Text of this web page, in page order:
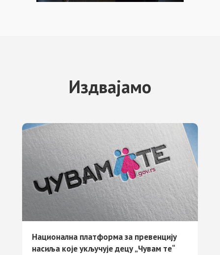
Издвајамо
Национална платформа за превенцију
насиља које укључује децу „Чувам те“